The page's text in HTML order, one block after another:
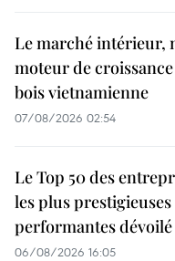
Le marché intérieur,
moteur de
bois vietnamienne
07/08/2026 02:54
Le Top 50 des
les plus prestigieuses
performantes dévoilé
06/08/2026 16:05